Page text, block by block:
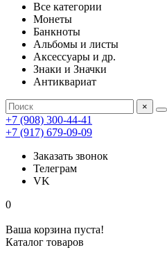
Все категории
Монеты
Банкноты
Альбомы и листы
Аксессуары и др.
Знаки и Значки
Антиквариат
×
+7 (908) 300-44-41
+7 (917) 679-09-09
Заказать звонок
Телеграм
VK
0
Ваша корзина пуста!
Каталог товаров